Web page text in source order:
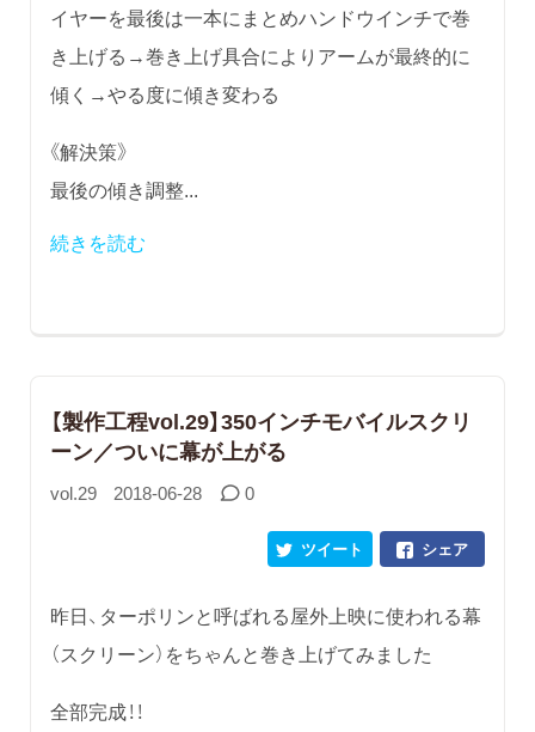
イヤーを最後は一本にまとめハンドウインチで巻
き上げる→巻き上げ具合によりアームが最終的に
傾く→やる度に傾き変わる
《解決策》
最後の傾き調整...
続きを読む
【製作工程vol.29】350インチモバイルスクリ
ーン／ついに幕が上がる
vol.29 2018-06-28 0
シェア
ツイート
昨日、ターポリンと呼ばれる屋外上映に使われる幕
（スクリーン）をちゃんと巻き上げてみました
全部完成！！